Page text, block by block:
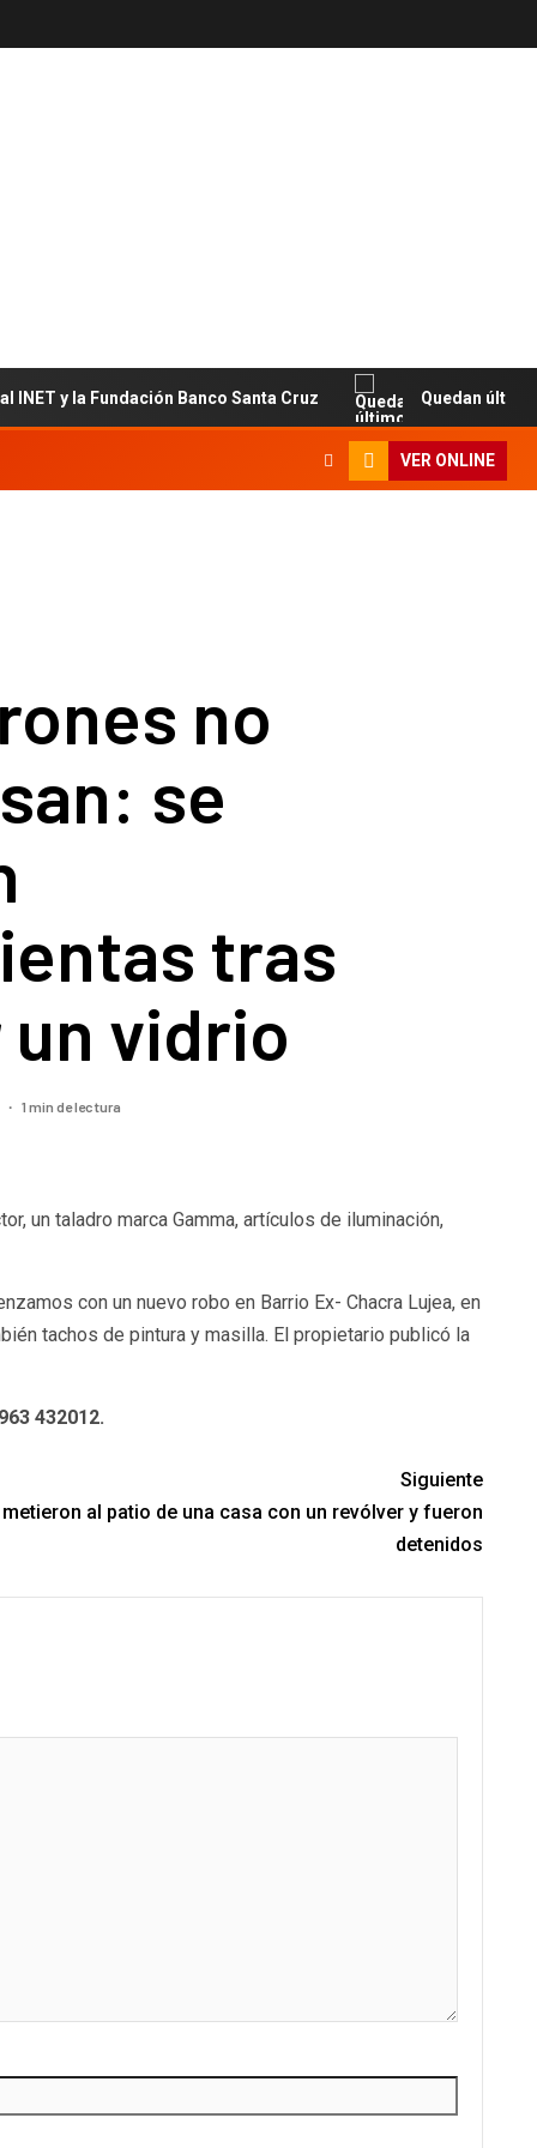
la Fundación Banco Santa Cruz Quedan últimos
VER ONLINE
no
se
tras
vidrio
1 min de lectura
un taladro marca Gamma, artículos de iluminación,
con un nuevo robo en Barrio Ex- Chacra Lujea, en
tachos de pintura y masilla. El propietario publicó la
432012.
Siguiente
al patio de una casa con un revólver y fueron
detenidos